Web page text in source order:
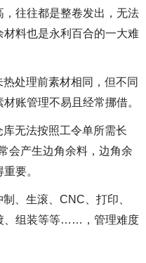
往往都是整卷发出，无法
料也是永利百合的一大难
处理前素材相同，但不同
账管理不易且经常挪借。
无法按照工令单所需长
会产生边角余料，边角余
要。
、生滚、CNC、打印、
、组装等等……，管理难度